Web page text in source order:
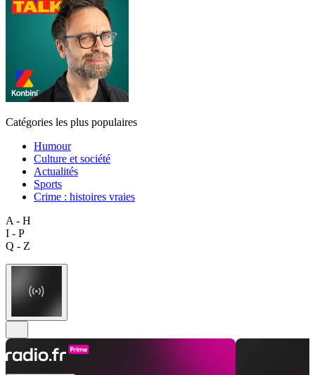
Catégories les plus populaires
Humour
Culture et société
Actualités
Sports
Crime : histoires vraies
A - H
I - P
Q - Z